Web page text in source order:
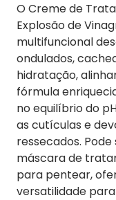
O Creme de
Explosão de
multifuncional
ondulados,
hidratação,
fórmula
no equilíbrio do
as cutículas e
ressecados.
máscara de
para pentear,
versatilidade